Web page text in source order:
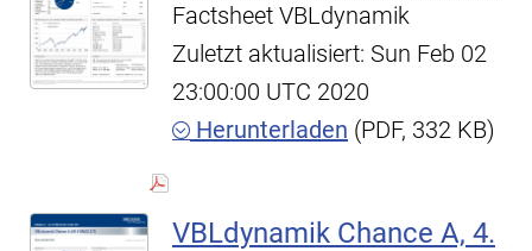
Factsheet VBLdynamik
Zuletzt aktualisiert: Sun Feb 02
23:00:00 UTC 2020
Herunterladen (PDF, 332 KB)
VBLdynamik Chance A, 4.